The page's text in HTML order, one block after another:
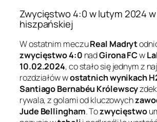
Zwycięstwo 4:0 w lutym 2024
hiszpańskiej
W ostatnim meczuReal Madryt
zwycięstwo 4:0 nadGirona FCw
10.02.2024, co stało się jednym z
rozdziałów wostatnich wynikach
Santiago Bernabéu Królewscy
rywala, z golami od kluczowych
Jude Bellingham. Tozwycięstwo